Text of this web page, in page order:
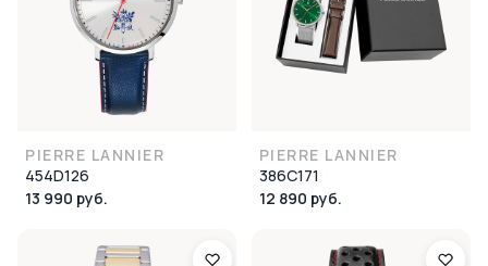
PIERRE LANNIER
454D126
13 990 руб.
PIERRE LANNIER
386C171
12 890 руб.